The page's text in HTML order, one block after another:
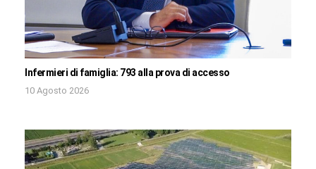
Infermieri di famiglia: 793 alla prova di accesso
10 Agosto 2026